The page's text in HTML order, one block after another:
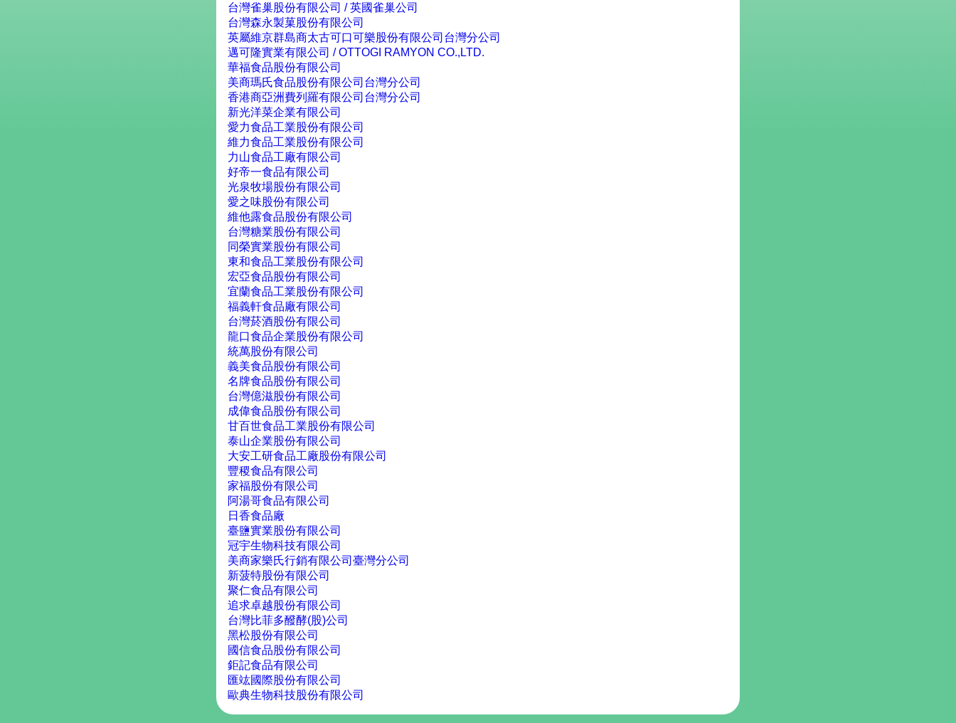
台灣雀巢股份有限公司 / 英國雀巢公司
台灣森永製菓股份有限公司
英屬維京群島商太古可口可樂股份有限公司台灣分公司
邁可隆實業有限公司 / OTTOGI RAMYON CO.,LTD.
華福食品股份有限公司
美商瑪氏食品股份有限公司台灣分公司
香港商亞洲費列羅有限公司台灣分公司
新光洋菜企業有限公司
愛力食品工業股份有限公司
維力食品工業股份有限公司
力山食品工廠有限公司
好帝一食品有限公司
光泉牧場股份有限公司
愛之味股份有限公司
維他露食品股份有限公司
台灣糖業股份有限公司
同榮實業股份有限公司
東和食品工業股份有限公司
宏亞食品股份有限公司
宜蘭食品工業股份有限公司
福義軒食品廠有限公司
台灣菸酒股份有限公司
龍口食品企業股份有限公司
統萬股份有限公司
義美食品股份有限公司
名牌食品股份有限公司
台灣億滋股份有限公司
成偉食品股份有限公司
甘百世食品工業股份有限公司
泰山企業股份有限公司
大安工研食品工廠股份有限公司
豐稷食品有限公司
家福股份有限公司
阿湯哥食品有限公司
日香食品廠
臺鹽實業股份有限公司
冠宇生物科技有限公司
美商家樂氏行銷有限公司臺灣分公司
新菠特股份有限公司
聚仁食品有限公司
追求卓越股份有限公司
台灣比菲多醱酵(股)公司
黑松股份有限公司
國信食品股份有限公司
鉅記食品有限公司
匯竑國際股份有限公司
歐典生物科技股份有限公司